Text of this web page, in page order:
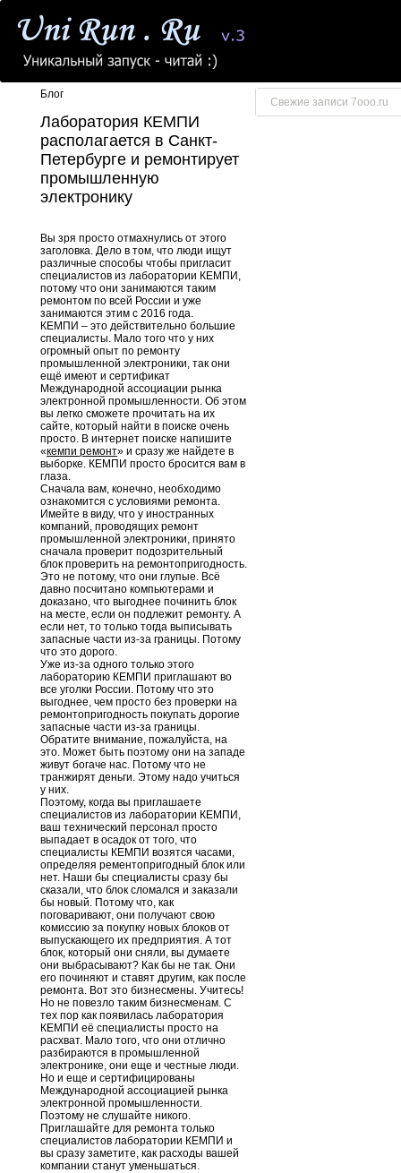
Блог
Лаборатория КЕМПИ
располагается в Санкт-
Петербурге и ремонтирует
промышленную
электронику
Вы зря просто отмахнулись от этого
заголовка. Дело в том, что люди ищут
различные способы чтобы пригласит
специалистов из лаборатории КЕМПИ,
потому что они занимаются таким
ремонтом по всей России и уже
занимаются этим с 2016 года.
КЕМПИ – это действительно большие
специалисты. Мало того что у них
огромный опыт по ремонту
промышленной электроники, так они
ещё имеют и сертификат
Международной ассоциации рынка
электронной промышленности. Об этом
вы легко сможете прочитать на их
сайте, который найти в поиске очень
просто. В интернет поиске напишите
«кемпи ремонт» и сразу же найдете в
выборке. КЕМПИ просто бросится вам в
глаза.
Сначала вам, конечно, необходимо
ознакомится с условиями ремонта.
Имейте в виду, что у иностранных
компаний, проводящих ремонт
промышленной электроники, принято
сначала проверит подозрительный
блок проверить на ремонтопригодность.
Это не потому, что они глупые. Всё
давно посчитано компьютерами и
доказано, что выгоднее починить блок
на месте, если он подлежит ремонту. А
если нет, то только тогда выписывать
запасные части из-за границы. Потому
что это дорого.
Уже из-за одного только этого
лабораторию КЕМПИ приглашают во
все уголки России. Потому что это
выгоднее, чем просто без проверки на
ремонтопригодность покупать дорогие
запасные части из-за границы.
Обратите внимание, пожалуйста, на
это. Может быть поэтому они на западе
живут богаче нас. Потому что не
транжирят деньги. Этому надо учиться
у них.
Поэтому, когда вы приглашаете
специалистов из лаборатории КЕМПИ,
ваш технический персонал просто
выпадает в осадок от того, что
специалисты КЕМПИ возятся часами,
определяя рементопригодный блок или
нет. Наши бы специалисты сразу бы
сказали, что блок сломался и заказали
бы новый. Потому что, как
поговаривают, они получают свою
комиссию за покупку новых блоков от
выпускающего их предприятия. А тот
блок, который они сняли, вы думаете
они выбрасывают? Как бы не так. Они
его починяют и ставят другим, как после
ремонта. Вот это бизнесмены. Учитесь!
Но не повезло таким бизнесменам. С
тех пор как появилась лаборатория
КЕМПИ её специалисты просто на
расхват. Мало того, что они отлично
разбираются в промышленной
электронике, они еще и честные люди.
Но и еще и сертифицированы
Международной ассоциацией рынка
электронной промышленности.
Поэтому не слушайте никого.
Приглашайте для ремонта только
специалистов лаборатории КЕМПИ и
вы сразу заметите, как расходы вашей
компании станут уменьшаться.
Свежие записи 7ooo.ru